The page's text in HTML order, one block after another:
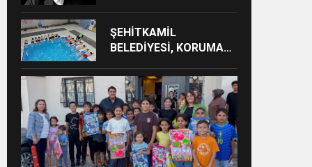
ŞEHİTKAMİL
BELEDİYESİ, KORUMA
SPORLA
BULUŞTURUYOR